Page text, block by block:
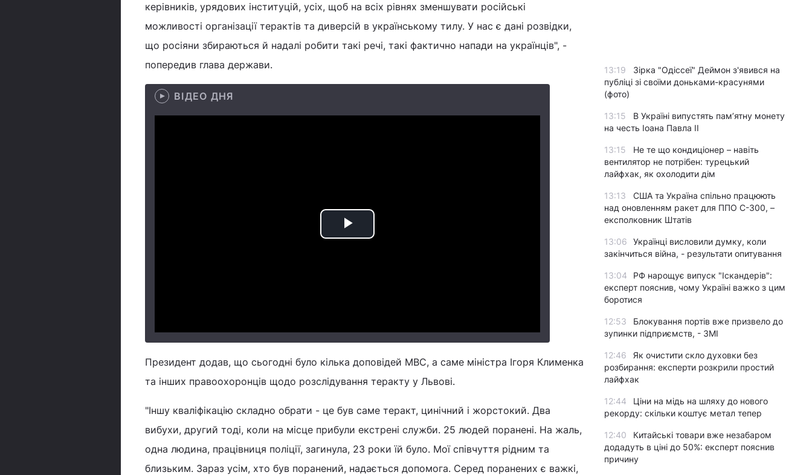
керівників, урядових інституцій, усіх, щоб на всіх рівнях зменшувати російські
можливості організації терактів та диверсій в українському тилу. У нас є дані розвідки,
що росіяни збираються й надалі робити такі речі, такі фактично напади на українців", -
попередив глава держави.
ВІДЕО ДНЯ
Play
Президент додав, що сьогодні було кілька доповідей МВС, а саме міністра Ігоря Клименка
та інших правоохоронців щодо розслідування теракту у Львові.
"Іншу кваліфікацію складно обрати - це був саме теракт, цинічний і жорстокий. Два
вибухи, другий тоді, коли на місце прибули екстрені служби. 25 людей поранені. На жаль,
одна людина, працівниця поліції, загинула, 23 роки їй було. Мої співчуття рідним та
близьким. Зараз усім, хто був поранений, надається допомога. Серед поранених є важкі,
13:19
Зірка "Одіссеї" Деймон з'явився на
публіці зі своїми доньками-красунями
(фото)
13:15
В Україні випустять пам’ятну монету
на честь Іоана Павла II
13:15
Не те що кондиціонер – навіть
вентилятор не потрібен: турецький
лайфхак, як охолодити дім
13:13
США та Україна спільно працюють
над оновленням ракет для ППО С-300, –
експолковник Штатів
13:06
Українці висловили думку, коли
закінчиться війна, - результати опитування
13:04
РФ нарощує випуск "Іскандерів":
експерт пояснив, чому Україні важко з цим
боротися
12:53
Блокування портів вже призвело до
зупинки підприємств, - ЗМІ
12:46
Як очистити скло духовки без
розбирання: експерти розкрили простий
лайфхак
12:44
Ціни на мідь на шляху до нового
рекорду: скільки коштує метал тепер
12:40
Китайські товари вже незабаром
додадуть в ціні до 50%: експерт пояснив
причину